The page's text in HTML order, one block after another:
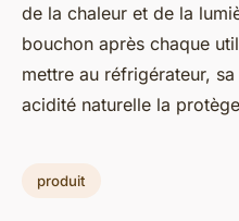
de la chaleur et de la
bouchon après chaque
mettre au réfrigérateur,
acidité naturelle la
produit